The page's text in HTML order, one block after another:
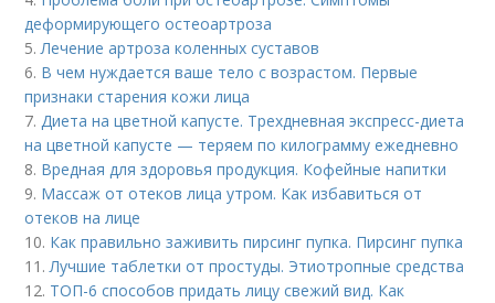
деформирующего остеоартроза
5.Лечение артроза коленных суставов
6. В чем нуждается ваше тело с возрастом. Первые
признаки старения кожи лица
7.Диета на цветной капусте. Трехдневная экспресс-диета
на цветной капусте — теряем по килограмму ежедневно
8. Вредная для здоровья продукция. Кофейные напитки
9. Массаж от отеков лица утром. Как избавиться от
отеков на лице
10. Как правильно заживить пирсинг пупка. Пирсинг пупка
11.Лучшие таблетки от простуды. Этиотропные средства
12. ТОП-6 способов придать лицу свежий вид. Как